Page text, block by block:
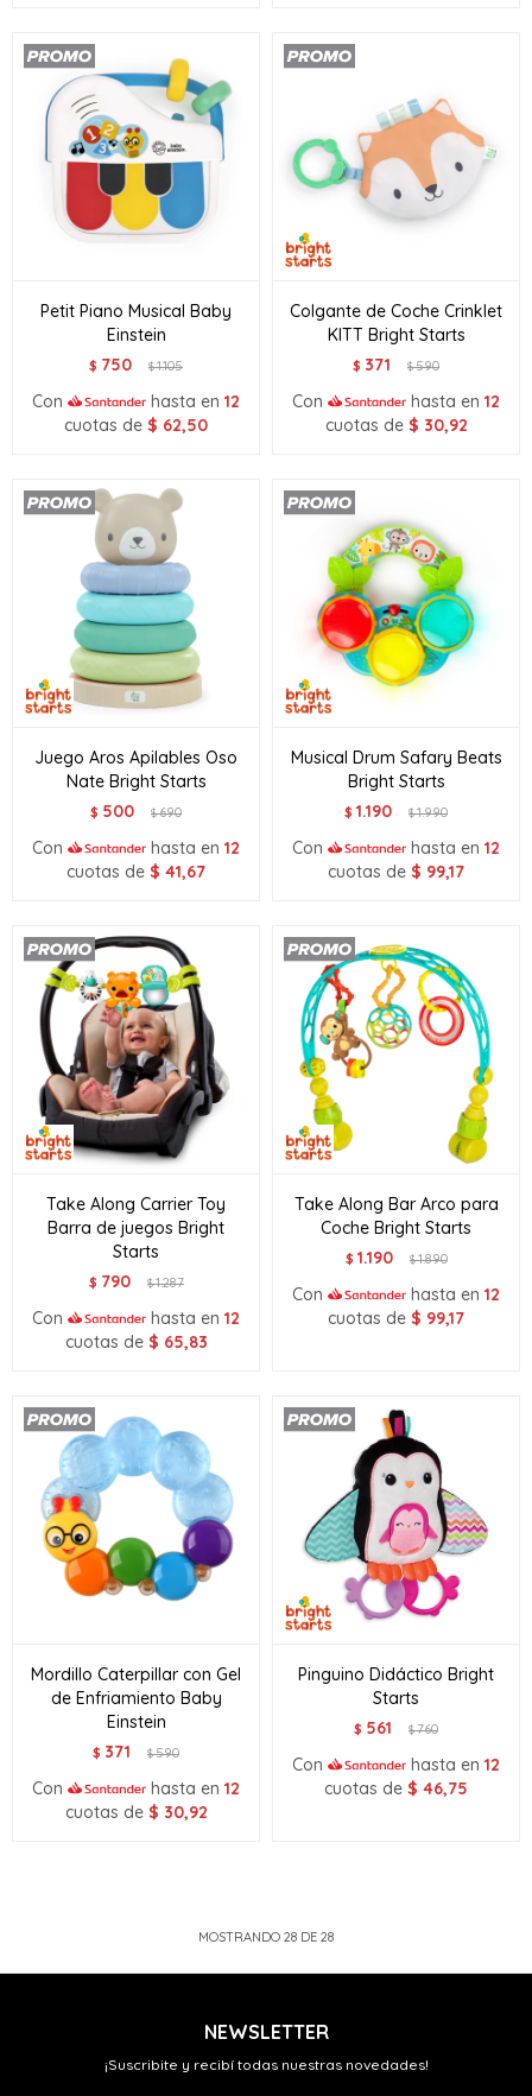
Petit Piano Musical Baby
Einstein
$ 750 $1.105
Con hasta en 12
cuotas de $ 62,50
Colgante de Coche Crinklet
KITT Bright Starts
$ 371 $590
Con hasta en 12
cuotas de $ 30,92
Juego Aros Apilables Oso
Nate Bright Starts
$ 500 $690
Con hasta en 12
cuotas de $ 41,67
Musical Drum Safary Beats
Bright Starts
$ 1.190 $1.990
Con hasta en 12
cuotas de $ 99,17
Take Along Carrier Toy
Barra de juegos Bright
Starts
$ 790 $1.287
Con hasta en 12
cuotas de $ 65,83
Take Along Bar Arco para
Coche Bright Starts
$ 1.190 $1.890
Con hasta en 12
cuotas de $ 99,17
Mordillo Caterpillar con Gel
de Enfriamiento Baby
Einstein
$ 371 $590
Con hasta en 12
cuotas de $ 30,92
Pinguino Didáctico Bright
Starts
$ 561 $760
Con hasta en 12
cuotas de $ 46,75
MOSTRANDO 28 DE 28
NEWSLETTER
¡Suscribite y recibí todas nuestras novedades!